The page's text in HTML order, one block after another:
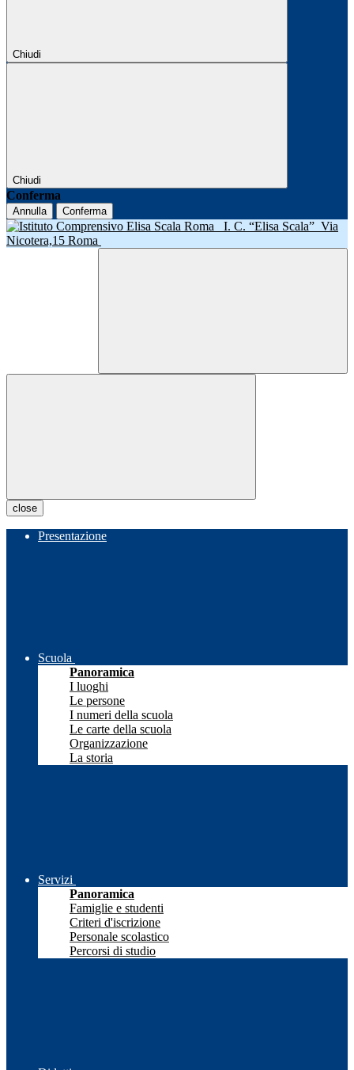
Chiudi
Chiudi
Conferma
Annulla Conferma
I. C. “Elisa Scala” Via
Nicotera,15 Roma
close
Presentazione
Scuola
Panoramica
I luoghi
Le persone
I numeri della scuola
Le carte della scuola
Organizzazione
La storia
Servizi
Panoramica
Famiglie e studenti
Criteri d'iscrizione
Personale scolastico
Percorsi di studio